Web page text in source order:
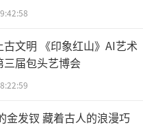
古文明 《印象红山》AI艺术
三届包头艺博会
金发钗 藏着古人的浪漫巧